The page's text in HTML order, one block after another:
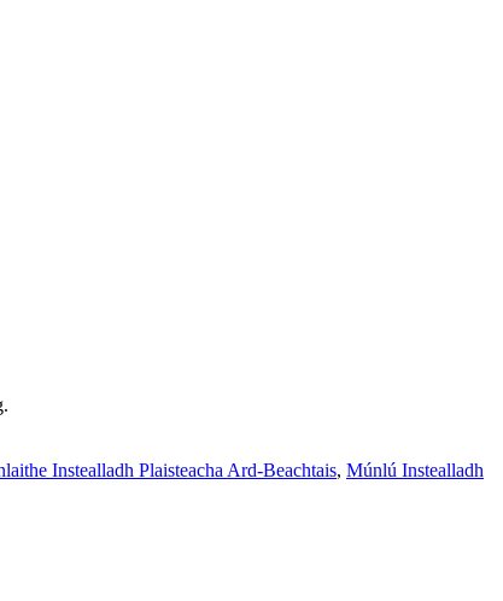
Instealladh Plaisteacha Ard-Beachtais, Múnlú Instealladh